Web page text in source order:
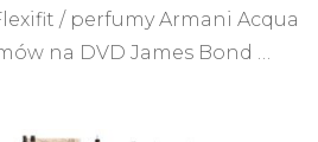
/ perfumy Armani Acqua
na DVD James Bond …